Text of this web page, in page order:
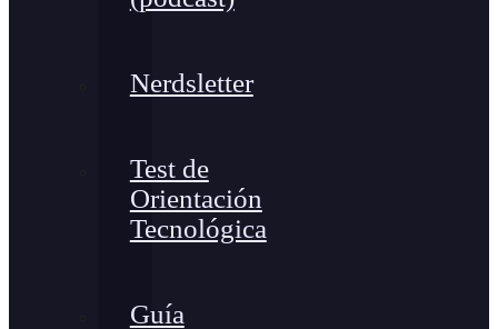
Nerdsletter
Test de
Orientación
Tecnológica
Guía